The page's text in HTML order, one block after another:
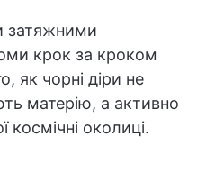
затяжними
крок за кроком
як чорні діри не
матерію, а активно
околиці.